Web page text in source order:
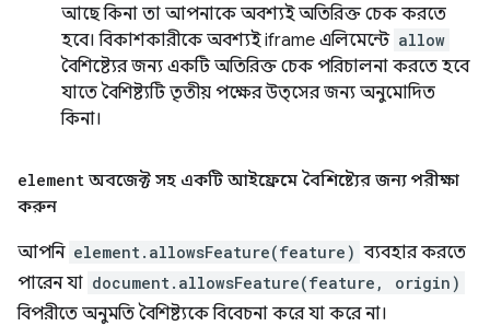
আছে কিনা তা আপনাকে অবশ্যই অতিরিক্ত চেক করতে
হবে। বিকাশকারীকে অবশ্যই iframe এলিমেন্টে allow
বৈশিষ্ট্যের জন্য একটি অতিরিক্ত চেক পরিচালনা করতে হবে
যাতে বৈশিষ্ট্যটি তৃতীয় পক্ষের উত্সের জন্য অনুমোদিত
কিনা।
element অবজেক্ট সহ একটি আইফ্রেমে বৈশিষ্ট্যের জন্য পরীক্ষা
করুন
আপনি element.allowsFeature(feature) ব্যবহার করতে
পারেন যা document.allowsFeature(feature, origin)
বিপরীতে অনুমতি বৈশিষ্ট্যকে বিবেচনা করে যা করে না।